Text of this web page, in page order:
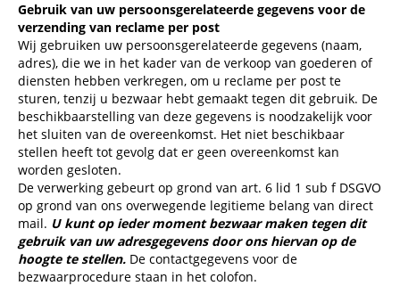
Gebruik van uw persoonsgerelateerde gegevens voor de
verzending van reclame per post
Wij gebruiken uw persoonsgerelateerde gegevens (naam,
adres), die we in het kader van de verkoop van goederen of
diensten hebben verkregen, om u reclame per post te
sturen, tenzij u bezwaar hebt gemaakt tegen dit gebruik. De
beschikbaarstelling van deze gegevens is noodzakelijk voor
het sluiten van de overeenkomst. Het niet beschikbaar
stellen heeft tot gevolg dat er geen overeenkomst kan
worden gesloten.
De verwerking gebeurt op grond van art. 6 lid 1 sub f DSGVO
op grond van ons overwegende legitieme belang van direct
mail. U kunt op ieder moment bezwaar maken tegen dit
gebruik van uw adresgegevens door ons hiervan op de
hoogte te stellen. De contactgegevens voor de
bezwaarprocedure staan in het colofon.